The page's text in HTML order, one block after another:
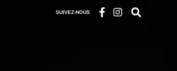
SUIVEZ-NOUS